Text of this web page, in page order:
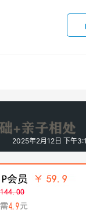
2025年2月12日 下午